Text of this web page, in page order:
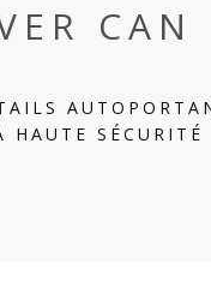
CAN
HAUTE SÉCURITÉ